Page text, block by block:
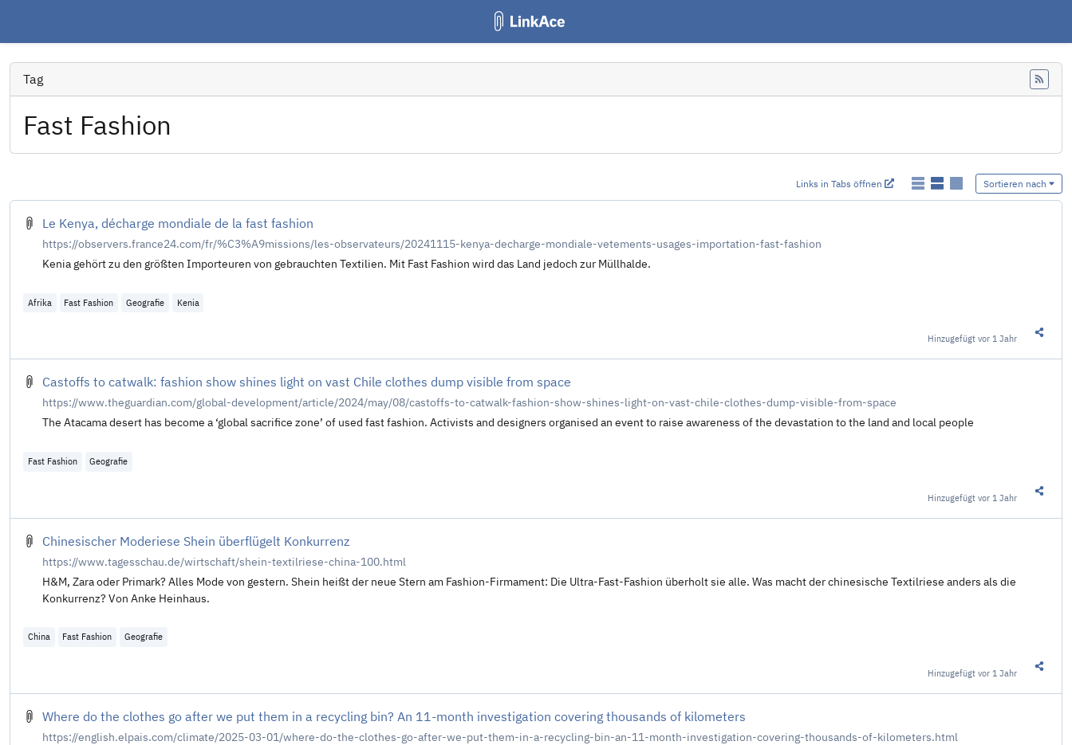
Tag
Fast Fashion
Links in Tabs öffnen Sortieren nach
Le Kenya, décharge mondiale de la fast fashion
https://observers.france24.com/fr/%C3%A9missions/les-observateurs/20241115-kenya-decharge-mondiale-vetements-usages-importation-fast-fashion
Kenia gehört zu den größten Importeuren von gebrauchten Textilien. Mit Fast Fashion wird das Land jedoch zur Müllhalde.
Afrika Fast Fashion Geografie Kenia
Hinzugefügtvor 1 Jahr
Castoffs to catwalk: fashion show shines light on vast Chile clothes dump visible from space
https://www.theguardian.com/global-development/article/2024/may/08/castoffs-to-catwalk-fashion-show-shines-light-on-vast-chile-clothes-dump-visible-from-space
The Atacama desert has become a ‘global sacrifice zone’ of used fast fashion. Activists and designers organised an event to raise awareness of the devastation to the land and local people
Fast Fashion Geografie
Hinzugefügtvor 1 Jahr
Chinesischer Moderiese Shein überflügelt Konkurrenz
https://www.tagesschau.de/wirtschaft/shein-textilriese-china-100.html
H&M, Zara oder Primark? Alles Mode von gestern. Shein heißt der neue Stern am Fashion-Firmament: Die Ultra-Fast-Fashion überholt sie alle. Was macht der chinesische Textilriese anders als die
Konkurrenz? Von Anke Heinhaus.
China Fast Fashion Geografie
Hinzugefügtvor 1 Jahr
Where do the clothes go after we put them in a recycling bin? An 11-month investigation covering thousands of kilometers
https://english.elpais.com/climate/2025-03-01/where-do-the-clothes-go-after-we-put-them-in-a-recycling-bin-an-11-month-investigation-covering-thousands-of-kilometers.html